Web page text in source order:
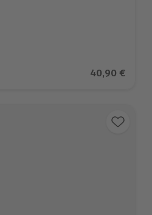
auf 2 BewertungenAktueller
40,90 €